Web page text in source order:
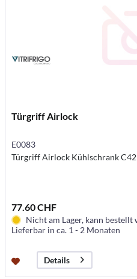
Türgriff Airlock
E0083
Türgriff Airlock Kühlschrank
77.60 CHF
Nicht am Lager, kann bestellt
Lieferbar in ca. 1 - 2 Monaten
Details